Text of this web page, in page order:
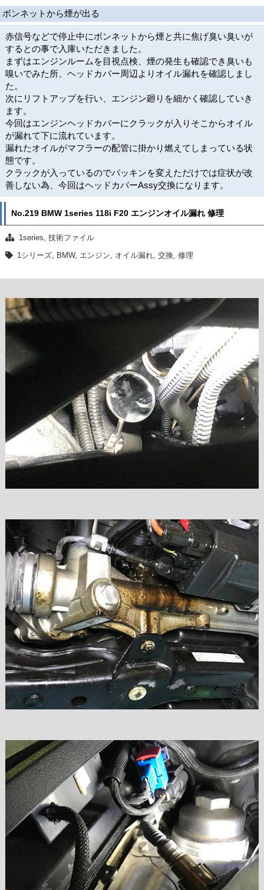
ボンネットから煙が出る
赤信号などで停止中にボンネットから煙と共に焦げ臭い臭いが
するとの事で入庫いただきました。
まずはエンジンルームを目視点検、煙の発生も確認でき臭いも
嗅いでみた所、ヘッドカバー周辺よりオイル漏れを確認しまし
た。
次にリフトアップを行い、エンジン廻りを細かく確認していき
ます。
今回はエンジンヘッドカバーにクラックが入りそこからオイル
が漏れて下に流れています。
漏れたオイルがマフラーの配管に掛かり燃えてしまっている状
態です。
クラックが入っているのでパッキンを変えただけでは症状が改
善しない為、今回はヘッドカバーAssy交換になります。
No.219 BMW 1series 118i F20 エンジンオイル漏れ 修理
1series ,技術ファイル
1シリーズ
BMW, エンジン オイル漏れ ,交換 ,修理